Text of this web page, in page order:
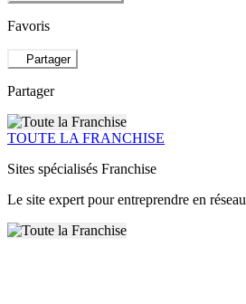
Favoris
Partager
Partager
TOUTE LA FRANCHISE
Sites spécialisés Franchise
Le site expert pour entreprendre en réseau